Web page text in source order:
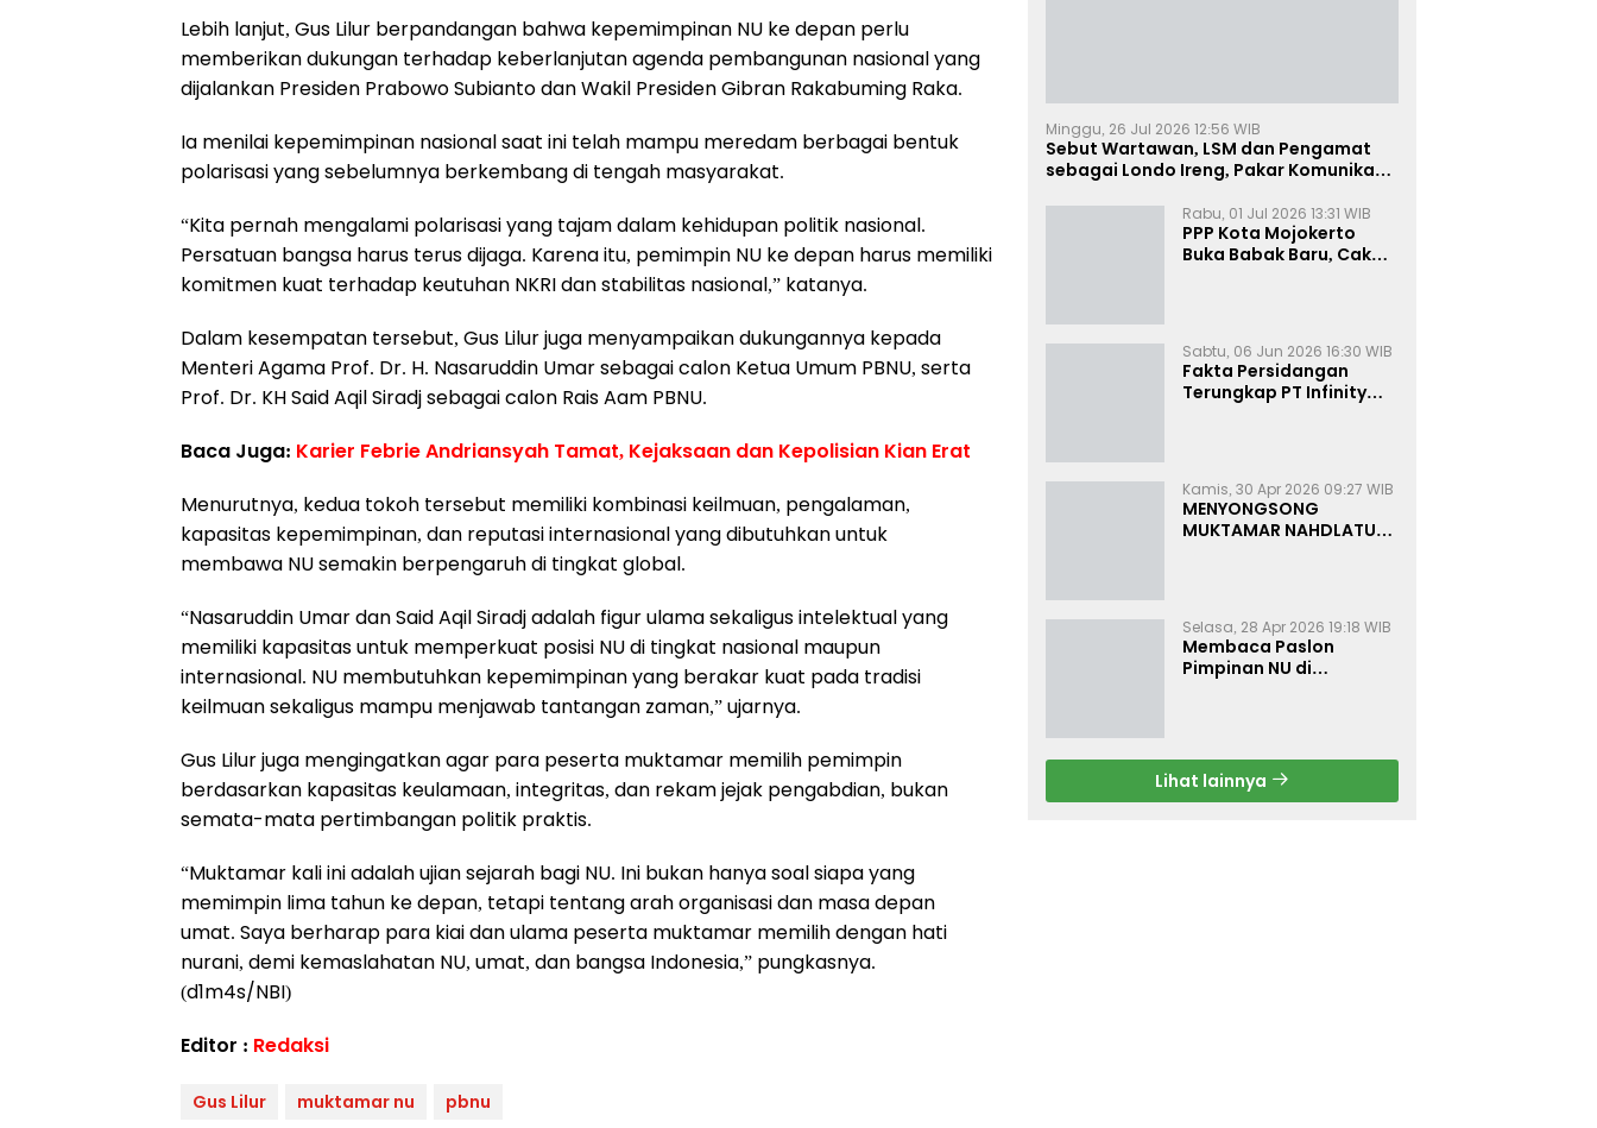
Lebih lanjut, Gus Lilur berpandangan bahwa kepemimpinan NU ke depan perlu
memberikan dukungan terhadap keberlanjutan agenda pembangunan nasional yang
dijalankan Presiden Prabowo Subianto dan Wakil Presiden Gibran Rakabuming Raka.
Ia menilai kepemimpinan nasional saat ini telah mampu meredam berbagai bentuk
polarisasi yang sebelumnya berkembang di tengah masyarakat.
“Kita pernah mengalami polarisasi yang tajam dalam kehidupan politik nasional.
Persatuan bangsa harus terus dijaga. Karena itu, pemimpin NU ke depan harus memiliki
komitmen kuat terhadap keutuhan NKRI dan stabilitas nasional,” katanya.
Dalam kesempatan tersebut, Gus Lilur juga menyampaikan dukungannya kepada
Menteri Agama Prof. Dr. H. Nasaruddin Umar sebagai calon Ketua Umum PBNU, serta
Prof. Dr. KH Said Aqil Siradj sebagai calon Rais Aam PBNU.
Baca Juga: Karier Febrie Andriansyah Tamat, Kejaksaan dan Kepolisian Kian Erat
Menurutnya, kedua tokoh tersebut memiliki kombinasi keilmuan, pengalaman,
kapasitas kepemimpinan, dan reputasi internasional yang dibutuhkan untuk
membawa NU semakin berpengaruh di tingkat global.
“Nasaruddin Umar dan Said Aqil Siradj adalah figur ulama sekaligus intelektual yang
memiliki kapasitas untuk memperkuat posisi NU di tingkat nasional maupun
internasional. NU membutuhkan kepemimpinan yang berakar kuat pada tradisi
keilmuan sekaligus mampu menjawab tantangan zaman,” ujarnya.
Gus Lilur juga mengingatkan agar para peserta muktamar memilih pemimpin
berdasarkan kapasitas keulamaan, integritas, dan rekam jejak pengabdian, bukan
semata-mata pertimbangan politik praktis.
“Muktamar kali ini adalah ujian sejarah bagi NU. Ini bukan hanya soal siapa yang
memimpin lima tahun ke depan, tetapi tentang arah organisasi dan masa depan
umat. Saya berharap para kiai dan ulama peserta muktamar memilih dengan hati
nurani, demi kemaslahatan NU, umat, dan bangsa Indonesia,” pungkasnya.
(d1m4s/NBI)
Editor : Redaksi
Gus Lilur muktamar nu pbnu
Minggu, 26 Jul 2026 12:56 WIB
Sebut Wartawan, LSM dan Pengamat
sebagai Londo Ireng, Pakar Komunikasi:
Rabu, 01 Jul 2026 13:31 WIB
PPP Kota Mojokerto
Buka Babak Baru, Cak
Sabtu, 06 Jun 2026 16:30 WIB
Fakta Persidangan
Terungkap PT Infinity
Kamis, 30 Apr 2026 09:27 WIB
MENYONGSONG
MUKTAMAR NAHDLATUL
Selasa, 28 Apr 2026 19:18 WIB
Membaca Paslon
Pimpinan NU di
Lihat lainnya